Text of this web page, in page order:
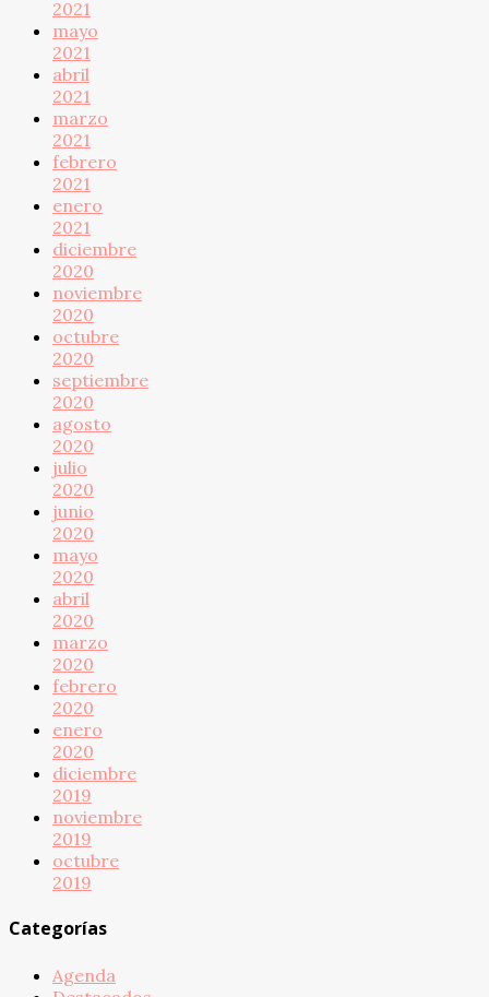
2021
mayo
2021
abril
2021
marzo
2021
febrero
2021
enero
2021
diciembre
2020
noviembre
2020
octubre
2020
septiembre
2020
agosto
2020
julio
2020
junio
2020
mayo
2020
abril
2020
marzo
2020
febrero
2020
enero
2020
diciembre
2019
noviembre
2019
octubre
2019
Categorías
Agenda